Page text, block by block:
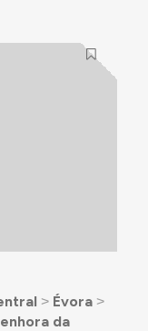
˃ Évora˃
da